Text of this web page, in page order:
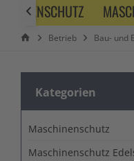

Betrieb Bau- und
Kategorien
Maschinenschutz
Maschinenschutz